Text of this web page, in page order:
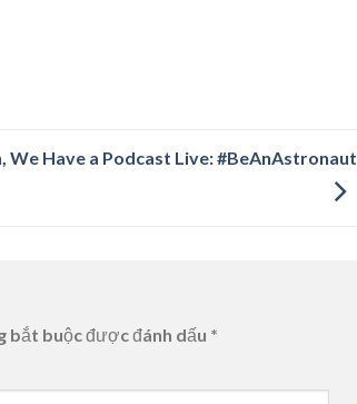
We Have a Podcast Live: #BeAnAstronaut
bắt buộc được đánh dấu *